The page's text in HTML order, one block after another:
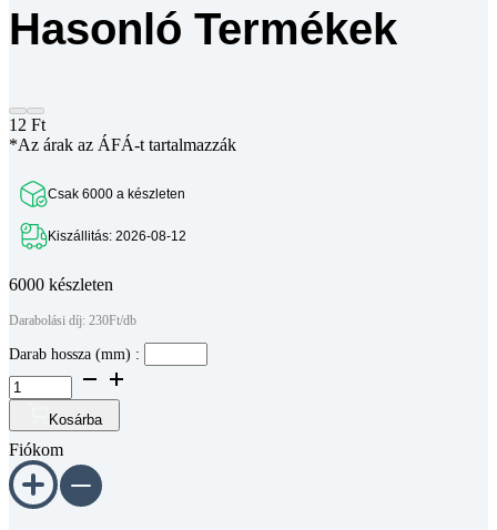
Hasonló Termékek
12 Ft
*Az árak az ÁFÁ-t tartalmazzák
Csak 6000 a készleten
Kiszállitás: 2026-08-12
6000 készleten
Darabolási díj: 230Ft/db
Darab hossza (mm) :
Aluprofil
-
40x40
Egy
oldalon
zárt
-
méretre
Kosárba
Fiókom